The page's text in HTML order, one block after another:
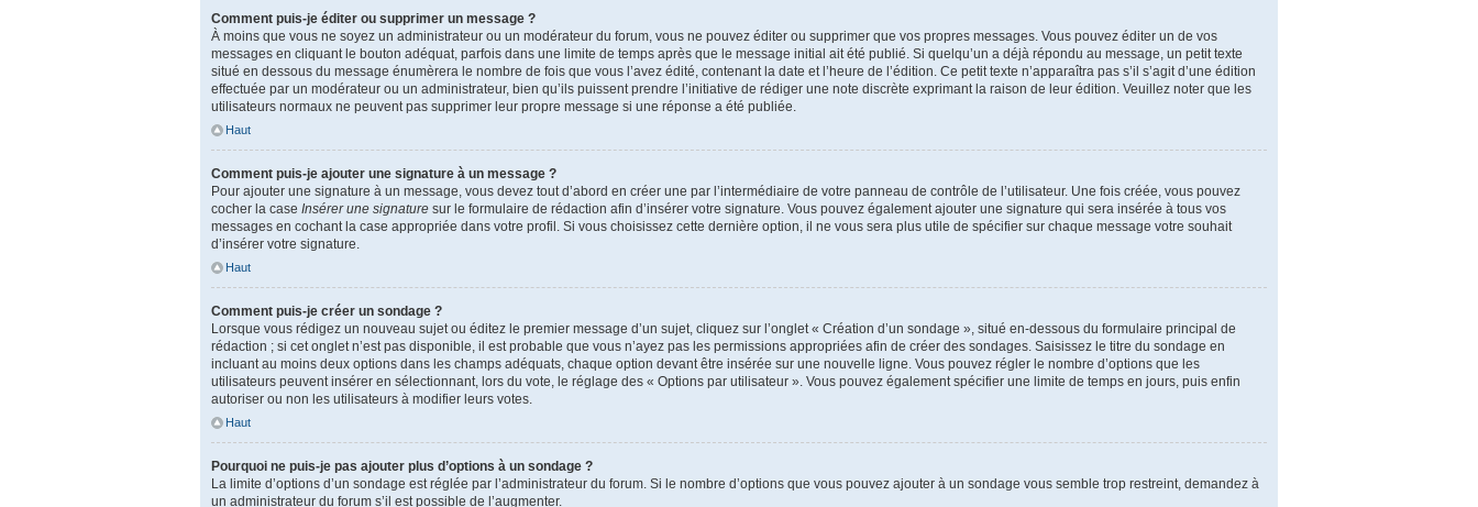
Comment puis-je éditer ou supprimer un message ?
À moins que vous ne soyez un administrateur ou un modérateur du forum, vous ne pouvez éditer ou supprimer que vos propres messages. Vous pouvez éditer un de vos
messages en cliquant le bouton adéquat, parfois dans une limite de temps après que le message initial ait été publié. Si quelqu’un a déjà répondu au message, un petit texte
situé en dessous du message énumèrera le nombre de fois que vous l’avez édité, contenant la date et l’heure de l’édition. Ce petit texte n’apparaîtra pas s’il s’agit d’une édition
effectuée par un modérateur ou un administrateur, bien qu’ils puissent prendre l’initiative de rédiger une note discrète exprimant la raison de leur édition. Veuillez noter que les
utilisateurs normaux ne peuvent pas supprimer leur propre message si une réponse a été publiée.
Haut
Comment puis-je ajouter une signature à un message ?
Pour ajouter une signature à un message, vous devez tout d’abord en créer une par l’intermédiaire de votre panneau de contrôle de l’utilisateur. Une fois créée, vous pouvez
cocher la case Insérer une signature sur le formulaire de rédaction afin d’insérer votre signature. Vous pouvez également ajouter une signature qui sera insérée à tous vos
messages en cochant la case appropriée dans votre profil. Si vous choisissez cette dernière option, il ne vous sera plus utile de spécifier sur chaque message votre souhait
d’insérer votre signature.
Haut
Comment puis-je créer un sondage ?
Lorsque vous rédigez un nouveau sujet ou éditez le premier message d’un sujet, cliquez sur l’onglet « Création d’un sondage », situé en-dessous du formulaire principal de
rédaction ; si cet onglet n’est pas disponible, il est probable que vous n’ayez pas les permissions appropriées afin de créer des sondages. Saisissez le titre du sondage en
incluant au moins deux options dans les champs adéquats, chaque option devant être insérée sur une nouvelle ligne. Vous pouvez régler le nombre d’options que les
utilisateurs peuvent insérer en sélectionnant, lors du vote, le réglage des « Options par utilisateur ». Vous pouvez également spécifier une limite de temps en jours, puis enfin
autoriser ou non les utilisateurs à modifier leurs votes.
Haut
Pourquoi ne puis-je pas ajouter plus d’options à un sondage ?
La limite d’options d’un sondage est réglée par l’administrateur du forum. Si le nombre d’options que vous pouvez ajouter à un sondage vous semble trop restreint, demandez à
un administrateur du forum s’il est possible de l’augmenter.